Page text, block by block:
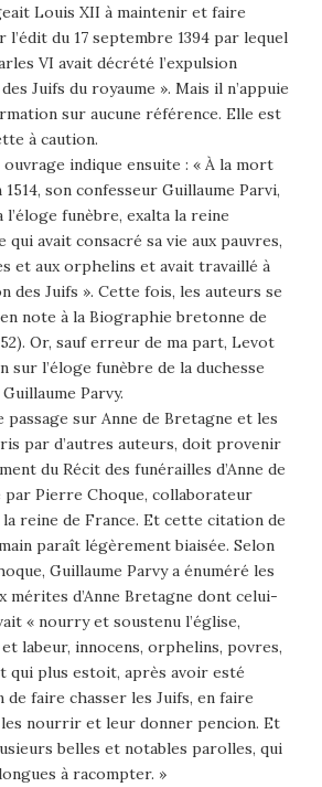
Louis XII à maintenir et faire
l’édit du 17 septembre 1394 par lequel
VI avait décrété l’expulsion
Juifs du royaume ». Mais il n’appuie
sur aucune référence. Elle est
à caution.
ouvrage indique ensuite : « À la mort
1514, son confesseur Guillaume Parvi,
l’éloge funèbre, exalta la reine
qui avait consacré sa vie aux pauvres,
et aux orphelins et avait travaillé à
des Juifs ». Cette fois, les auteurs se
note à la Biographie bretonne de
Or, sauf erreur de ma part, Levot
sur l’éloge funèbre de la duchesse
Parvy.
passage sur Anne de Bretagne et les
par d’autres auteurs, doit provenir
du Récit des funérailles d’Anne de
par Pierre Choque, collaborateur
reine de France. Et cette citation de
paraît légèrement biaisée. Selon
Guillaume Parvy a énuméré les
mérites d’Anne Bretagne dont celui-
« nourry et soustenu l’église,
labeur, innocens, orphelins, povres,
qui plus estoit, après avoir esté
de faire chasser les Juifs, en faire
nourrir et leur donner pencion. Et
belles et notables parolles, qui
à racompter. »